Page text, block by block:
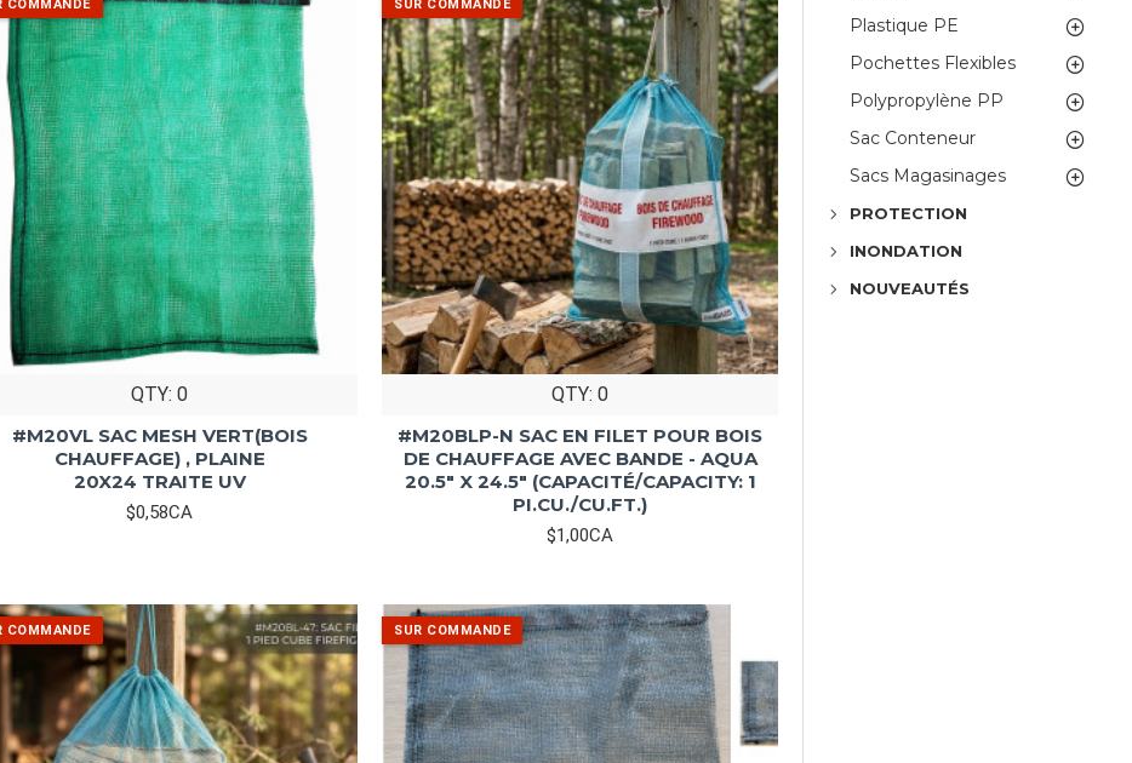
QTY: 0
#M20VL SAC MESH VERT(BOIS
CHAUFFAGE) , PLAINE
20X24 TRAITE UV
$0,58CA
QTY: 0
#M20BLP-N SAC EN FILET POUR BOIS
DE CHAUFFAGE AVEC BANDE - AQUA
20.5" X 24.5" (CAPACITÉ/CAPACITY: 1
PI.CU./CU.FT.)
$1,00CA
Plastique PE
Pochettes Flexibles
Polypropylène PP
Sac Conteneur
Sacs Magasinages
PROTECTION
INONDATION
NOUVEAUTÉS